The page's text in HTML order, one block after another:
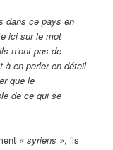
dans ce pays en
ici sur le mot
n’ont pas de
à en parler en détail
que le
de ce qui se
« syriens », ils